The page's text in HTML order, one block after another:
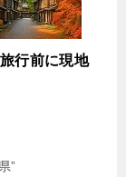
行前に現地
”